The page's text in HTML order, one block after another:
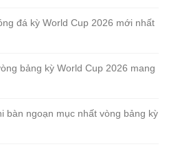
đá kỳ World Cup 2026 mới nhất
bảng kỳ World Cup 2026 mang
bàn ngoạn mục nhất vòng bảng kỳ